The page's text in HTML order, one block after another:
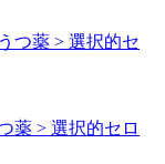
つ薬 > 選択的セ
薬 > 選択的セロ